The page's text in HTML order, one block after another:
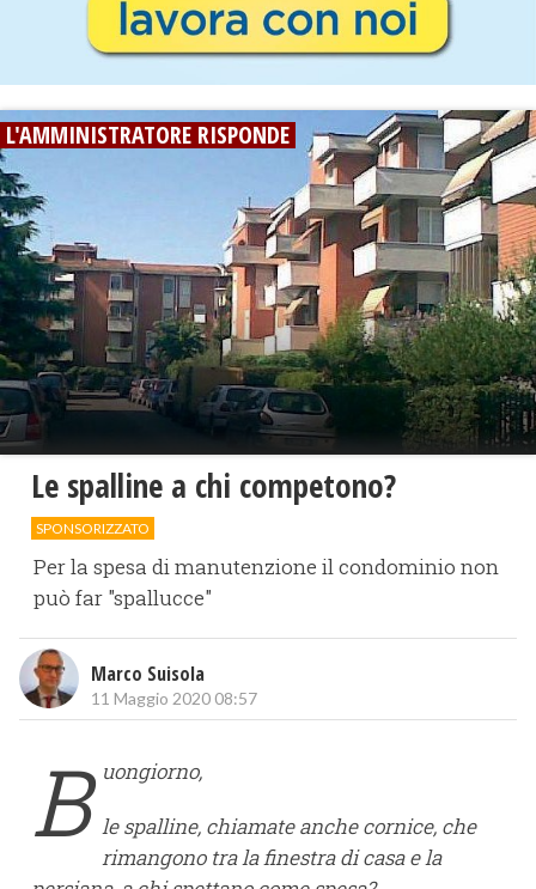
L'AMMINISTRATORE RISPONDE
Le spalline a chi competono?
SPONSORIZZATO
Per la spesa di manutenzione il condominio non
può far "spallucce"
Marco Suisola
11 Maggio 2020 08:57
B uongiorno,
le spalline, chiamate anche cornice, che
rimangono tra la finestra di casa e la